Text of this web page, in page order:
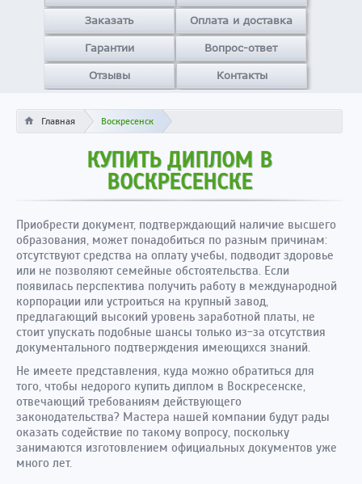
Заказать Оплата и доставка
Гарантии Вопрос-ответ
Отзывы Контакты
Главная Воскресенск
КУПИТЬ ДИПЛОМ В
ВОСКРЕСЕНСКЕ
Приобрести документ, подтверждающий наличие высшего
образования, может понадобиться по разным причинам:
отсутствуют средства на оплату учебы, подводит здоровье
или не позволяют семейные обстоятельства. Если
появилась перспектива получить работу в международной
корпорации или устроиться на крупный завод,
предлагающий высокий уровень заработной платы, не
стоит упускать подобные шансы только из-за отсутствия
документального подтверждения имеющихся знаний.
Не имеете представления, куда можно обратиться для
того, чтобы недорого купить диплом в Воскресенске,
отвечающий требованиям действующего
законодательства? Мастера нашей компании будут рады
оказать содействие по такому вопросу, поскольку
занимаются изготовлением официальных документов уже
много лет.